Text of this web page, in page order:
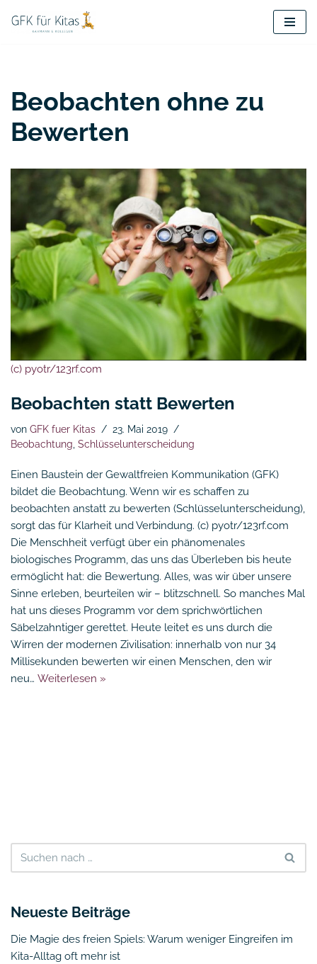
Beobachten ohne zu
Bewerten
(c) pyotr/123rf.com
Beobachten statt Bewerten
von GFK fuer Kitas
23. Mai 2019
Beobachtung Schlüsselunterscheidung
Einen Baustein der Gewaltfreien Kommunikation (GFK)
bildet die Beobachtung. Wenn wir es schaffen zu
beobachten anstatt zu bewerten (Schlüsselunterscheidung),
sorgt das für Klarheit und Verbindung. (c) pyotr/123rf.com
Die Menschheit verfügt über ein phänomenales
biologisches Programm, das uns das Überleben bis heute
ermöglicht hat: die Bewertung. Alles, was wir über unsere
Sinne erleben, beurteilen wir – blitzschnell. So manches Mal
hat uns dieses Programm vor dem sprichwörtlichen
Säbelzahntiger gerettet. Heute leitet es uns durch die
Wirren der modernen Zivilisation: innerhalb von nur 34
Millisekunden bewerten wir einen Menschen, den wir
neu… Weiterlesen »
Neueste Beiträge
Die Magie des freien Spiels: Warum weniger Eingreifen im
Kita-Alltag oft mehr ist